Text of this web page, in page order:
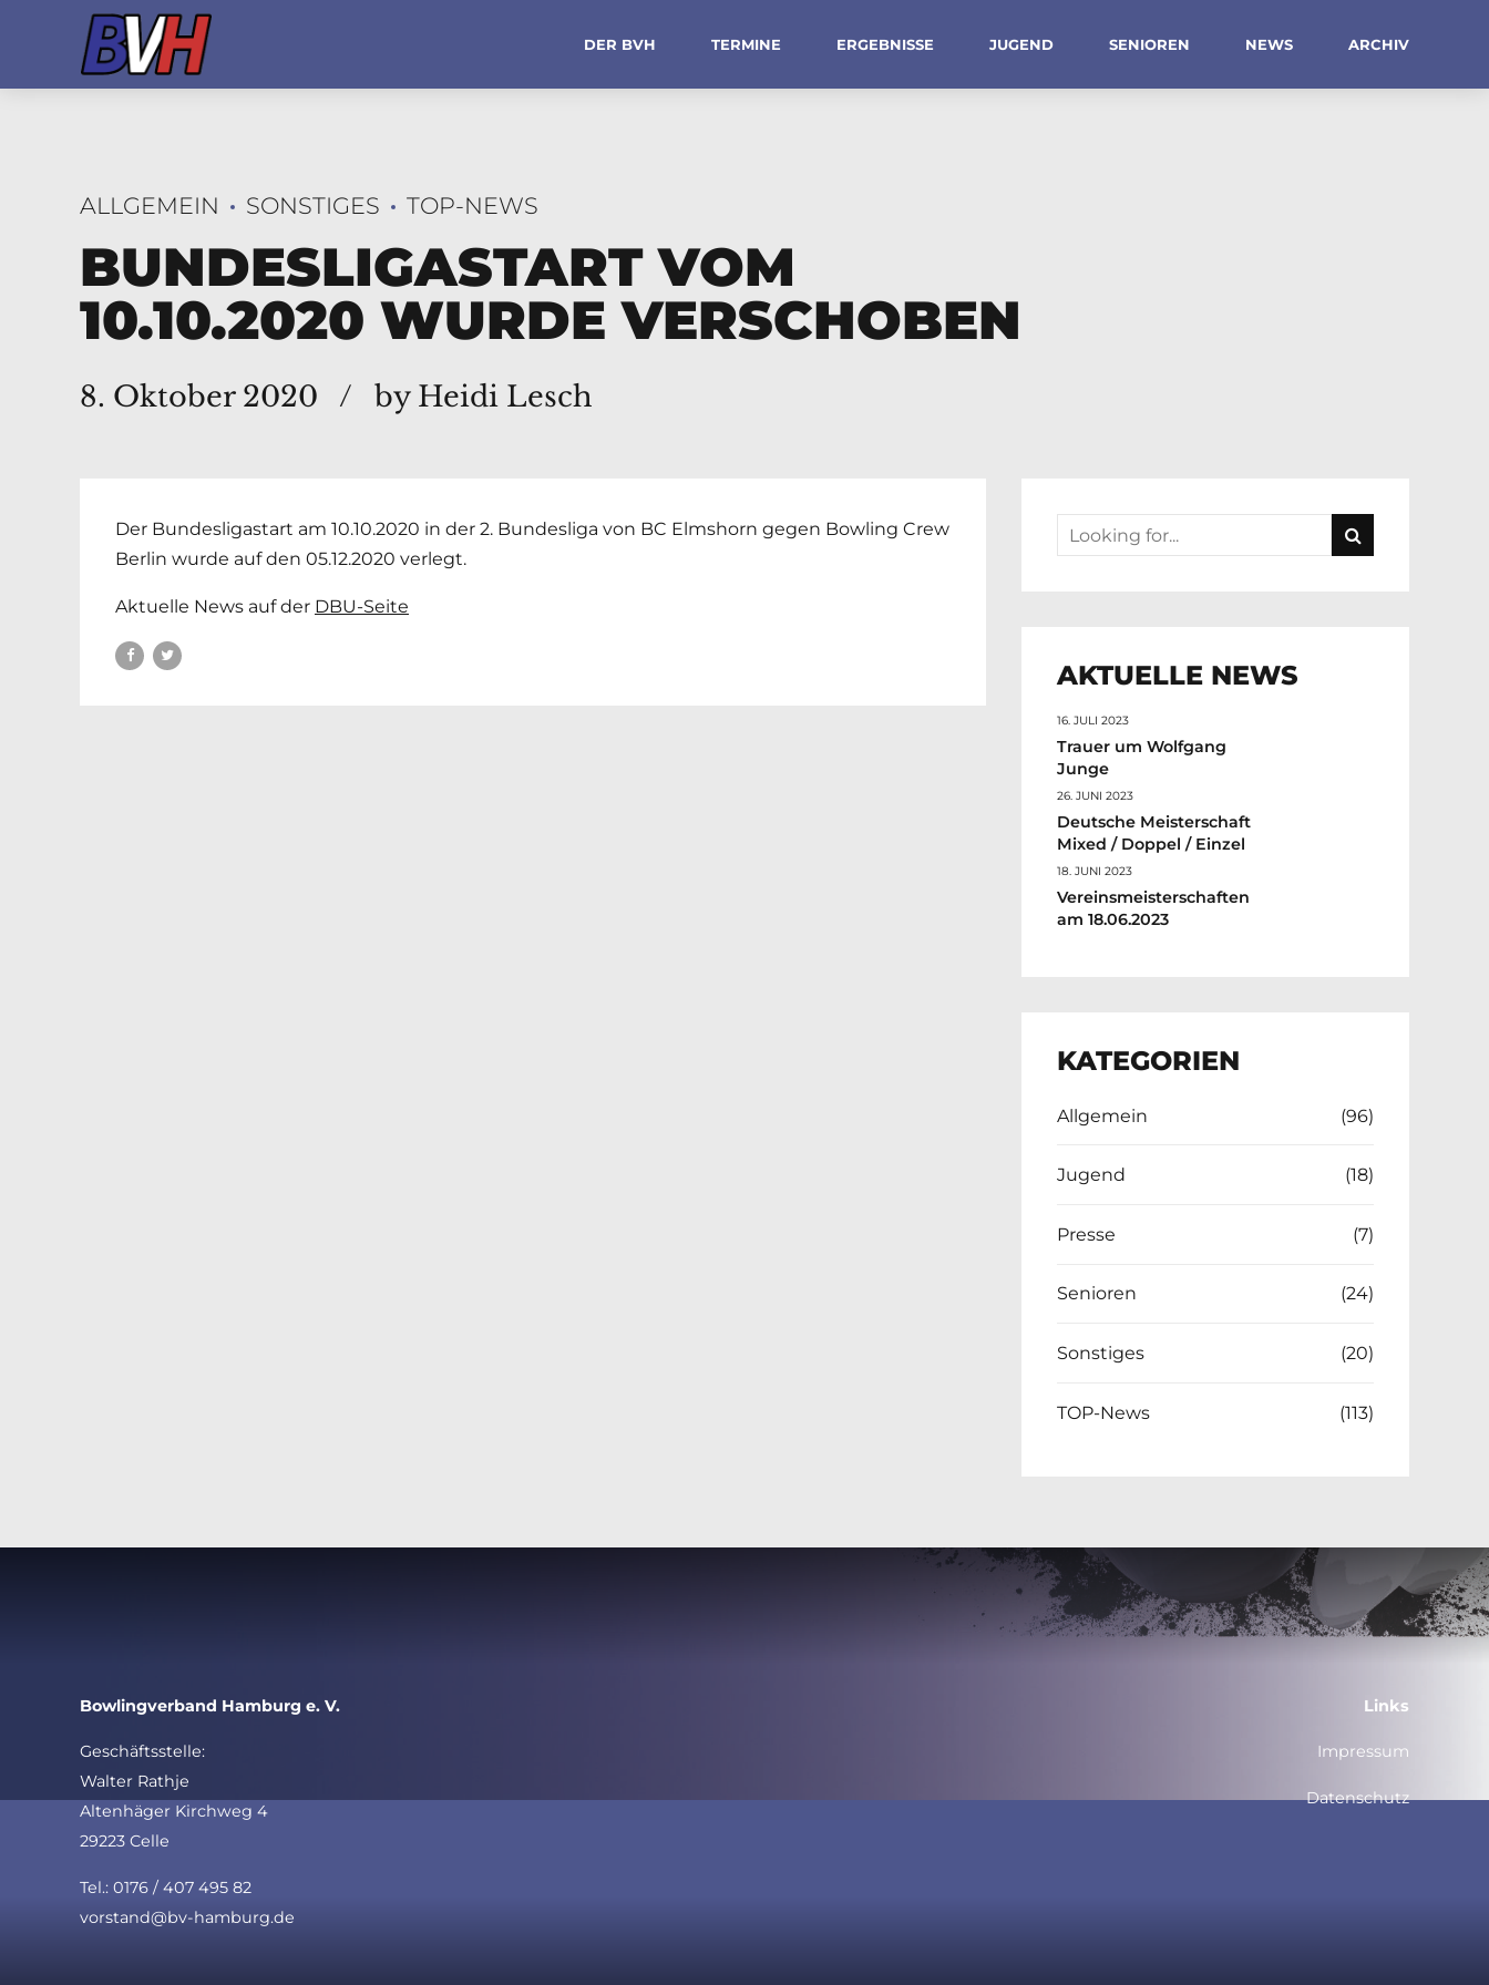
DER BVH TERMINE ERGEBNISSE JUGEND SENIOREN NEWS ARCHIV
ALLGEMEIN SONSTIGES TOP-NEWS
BUNDESLIGASTART VOM
10.10.2020 WURDE VERSCHOBEN
8. Oktober 2020 by Heidi Lesch
Der Bundesligastart am 10.10.2020 in der 2. Bundesliga von BC Elmshorn gegen Bowling Crew
Berlin wurde auf den 05.12.2020 verlegt.
Aktuelle News auf der DBU-Seite
AKTUELLE NEWS
16. JULI 2023
Trauer um Wolfgang
Junge
26. JUNI 2023
Deutsche Meisterschaft
Mixed / Doppel / Einzel
18. JUNI 2023
Vereinsmeisterschaften
am 18.06.2023
KATEGORIEN
Allgemein (96)
Jugend (18)
Presse (7)
Senioren (24)
Sonstiges (20)
TOP-News (113)
Bowlingverband Hamburg e. V.
Geschäftsstelle:
Walter Rathje
Altenhäger Kirchweg 4
29223 Celle
Tel.: 0176 / 407 495 82
vorstand@bv-hamburg.de
Links
Impressum
Datenschutz